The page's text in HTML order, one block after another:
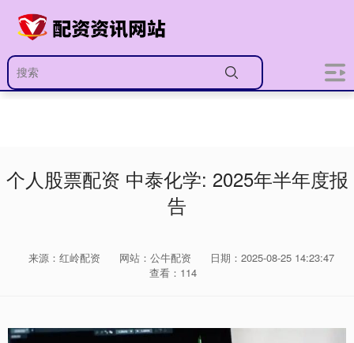
个人股票配资 中泰化学: 2025年半年度报
告
来源：红岭配资 网站：公牛配资
日期：2025-08-25 14:23:47
查看：114